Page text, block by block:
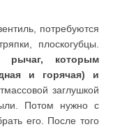
потребуются
плоскогубцы.
рычаг, которым
и горячая) и
заглушкой
Потом нужно с
его. После того